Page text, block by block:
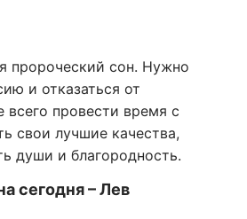
пророческий сон. Нужно
и отказаться от
провести время с
свои лучшие качества,
души и благородность.
сегодня – Лев